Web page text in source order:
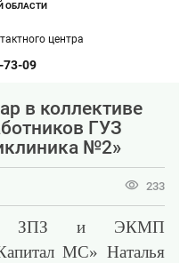
ОБЛАСТИ
центра
73-09
в коллективе
ГУЗ
№2»
visibility 233
ЗПЗ и ЭКМП
МС» Наталья